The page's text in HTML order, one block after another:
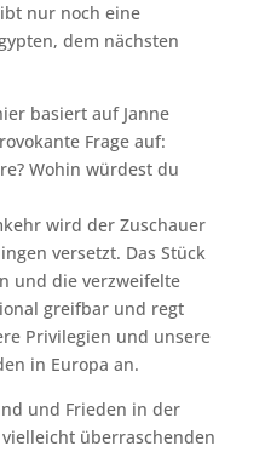
nur noch eine
dem nächsten
basiert auf Janne
Frage auf:
Wohin würdest du
wird der Zuschauer
versetzt. Das Stück
und die verzweifelte
greifbar und regt
Privilegien und unsere
in Europa an.
und Frieden in der
überraschenden